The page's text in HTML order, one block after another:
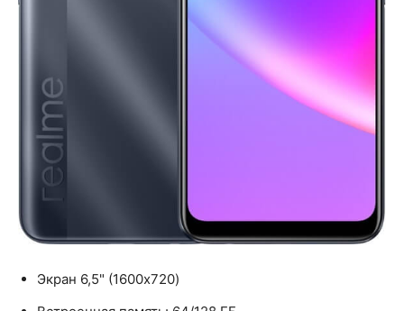
Экран 6,5" (1600x720)